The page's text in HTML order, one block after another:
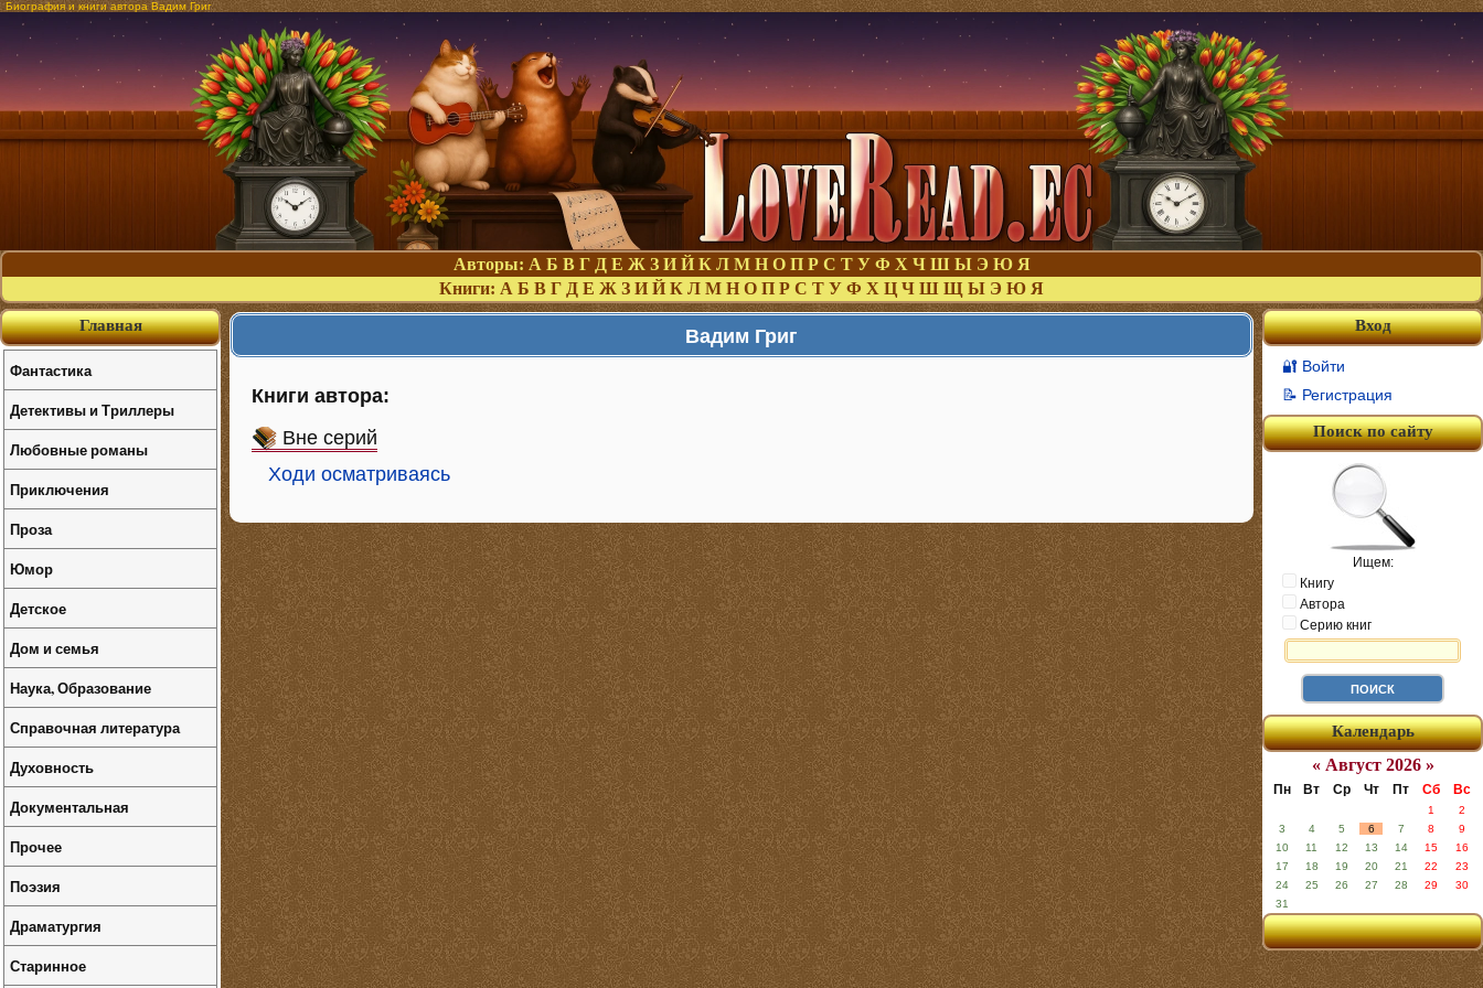
Биография и книги автора Вадим Григ
Авторы: А Б В Г Д Е Ж З И Й К Л М Н О П Р С Т У Ф Х Ч Ш Ы Э Ю Я
Книги: А Б В Г Д Е Ж З И Й К Л М Н О П Р С Т У Ф Х Ц Ч Ш Щ Ы Э Ю Я
Вадим Григ
Книги автора:
Вне серий
Ходи осматриваясь
Вход
🔐 Войти
📝 Регистрация
Поиск по сайту
Ищем:
Книгу
Автора
Серию книг
Календарь
« Август 2026 »
Пн Вт Ср Чт Пт Сб Вс
1
2
3
4 5 6 7 8
9
10
11 12 13 14 15
16
17
18 19 20 21 22
23
24
25 26 27 28 29
30
31
Главная
Фантастика
Детективы и Триллеры
Любовные романы
Приключения
Проза
Юмор
Детское
Дом и семья
Наука, Образование
Справочная литература
Духовность
Документальная
Прочее
Поэзия
Драматургия
Старинное